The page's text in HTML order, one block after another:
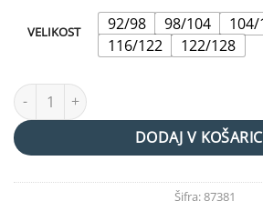
VELIKOST 92/98 98/104 104/
116/122
122/128
SLIM FIT LEGICE "DANCE" black količina
DODAJ V
Šifra:87381